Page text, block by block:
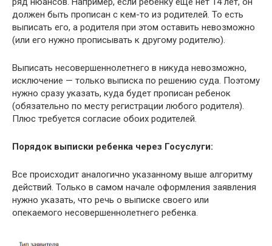
должен быть прописан с кем-то из родителей. То есть
выписать его, а родителя при этом оставить невозможно
(или его нужно прописывать к другому родителю).
Выписать несовершеннолетнего в никуда невозможно,
исключение — только выписка по решению суда. Поэтому
нужно сразу указать, куда будет прописан ребенок
(обязательно по месту регистрации любого родителя).
Плюс требуется согласие обоих родителей.
Порядок выписки ребенка через Госуслуги:
Все происходит аналогично указанному выше алгоритму
действий. Только в самом начале оформления заявления
нужно указать, что речь о выписке своего или
опекаемого несовершеннолетнего ребенка.